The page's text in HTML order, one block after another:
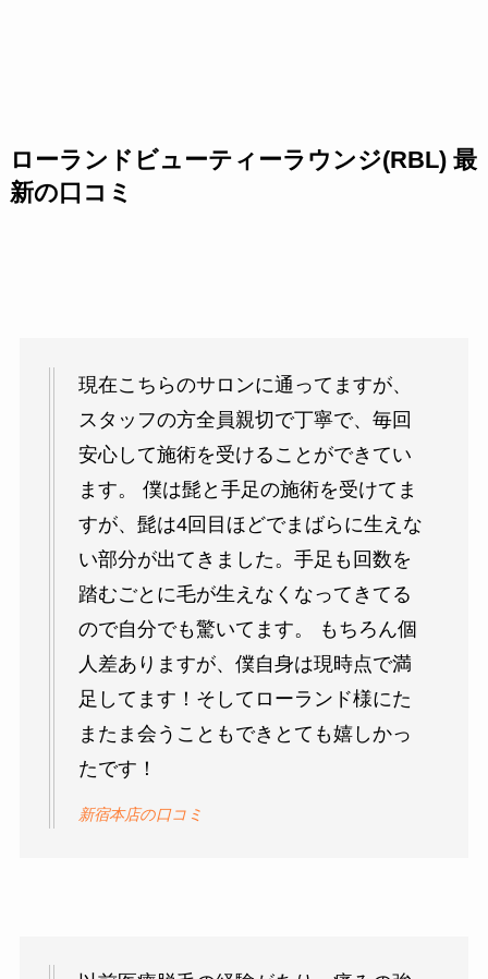
ローランドビューティーラウンジ(RBL) 最
新の口コミ
現在こちらのサロンに通ってますが、
スタッフの方全員親切で丁寧で、毎回
安心して施術を受けることができてい
ます。 僕は髭と手足の施術を受けてま
すが、髭は4回目ほどでまばらに生えな
い部分が出てきました。手足も回数を
踏むごとに毛が生えなくなってきてる
ので自分でも驚いてます。 もちろん個
人差ありますが、僕自身は現時点で満
足してます！そしてローランド様にた
またま会うこともできとても嬉しかっ
たです！
新宿本店の口コミ